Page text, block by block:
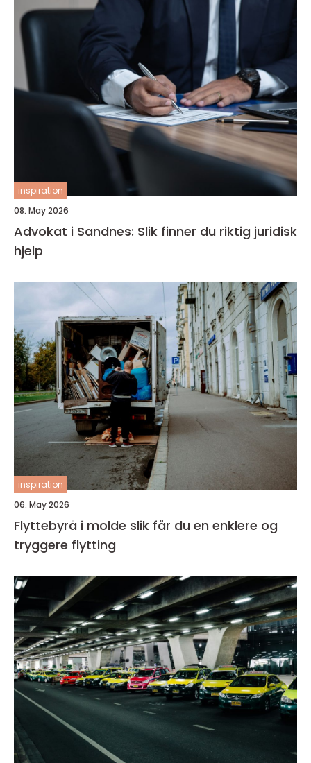
inspiration
08. May 2026
Advokat i Sandnes: Slik finner du riktig juridisk
hjelp
inspiration
06. May 2026
Flyttebyrå i molde slik får du en enklere og
tryggere flytting